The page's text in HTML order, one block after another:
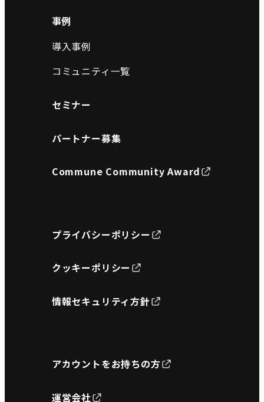
事例
導入事例
コミュニティ一覧
セミナー
パートナー募集
Commune Community Award
プライバシーポリシー
クッキーポリシー
情報セキュリティ方針
アカウントをお持ちの方
運営会社